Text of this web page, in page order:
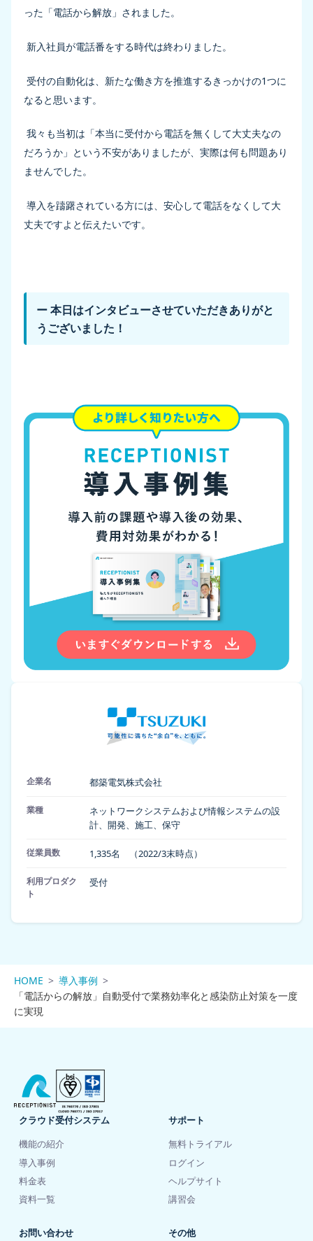
った「電話から解放」されました。
新入社員が電話番をする時代は終わりました。
受付の自動化は、新たな働き方を推進するきっかけの1つに
なると思います。
我々も当初は「本当に受付から電話を無くして大丈夫なの
だろうか」という不安がありましたが、実際は何も問題あり
ませんでした。
導入を躊躇されている方には、安心して電話をなくして大
丈夫ですよと伝えたいです。
ー 本日はインタビューさせていただきありがと
うございました！
企業名 都築電気株式会社
業種
ネットワークシステムおよび情報システムの設
計、開発、施工、保守
従業員数 1,335名 （2022/3末時点）
利用プロダク
ト
受付
HOME
導入事例
「電話からの解放」自動受付で業務効率化と感染防止対策を一度
に実現
クラウド受付システム
機能の紹介
導入事例
料金表
資料一覧
サポート
無料トライアル
ログイン
ヘルプサイト
講習会
お問い合わせ その他